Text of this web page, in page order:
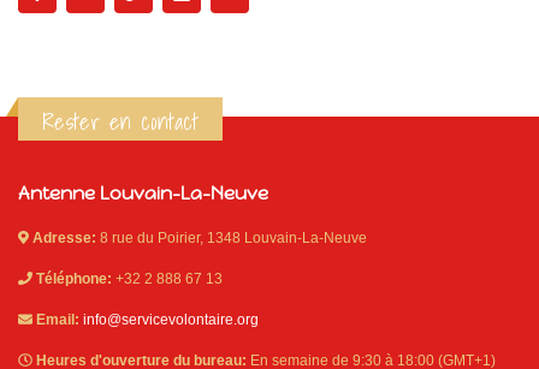
Rester en contact
Antenne Louvain-La-Neuve
Adresse: 8 rue du Poirier, 1348 Louvain-La-Neuve
Téléphone: +32 2 888 67 13
Email: info@servicevolontaire.org
Heures d'ouverture du bureau: En semaine de 9:30 à 18:00 (GMT+1)